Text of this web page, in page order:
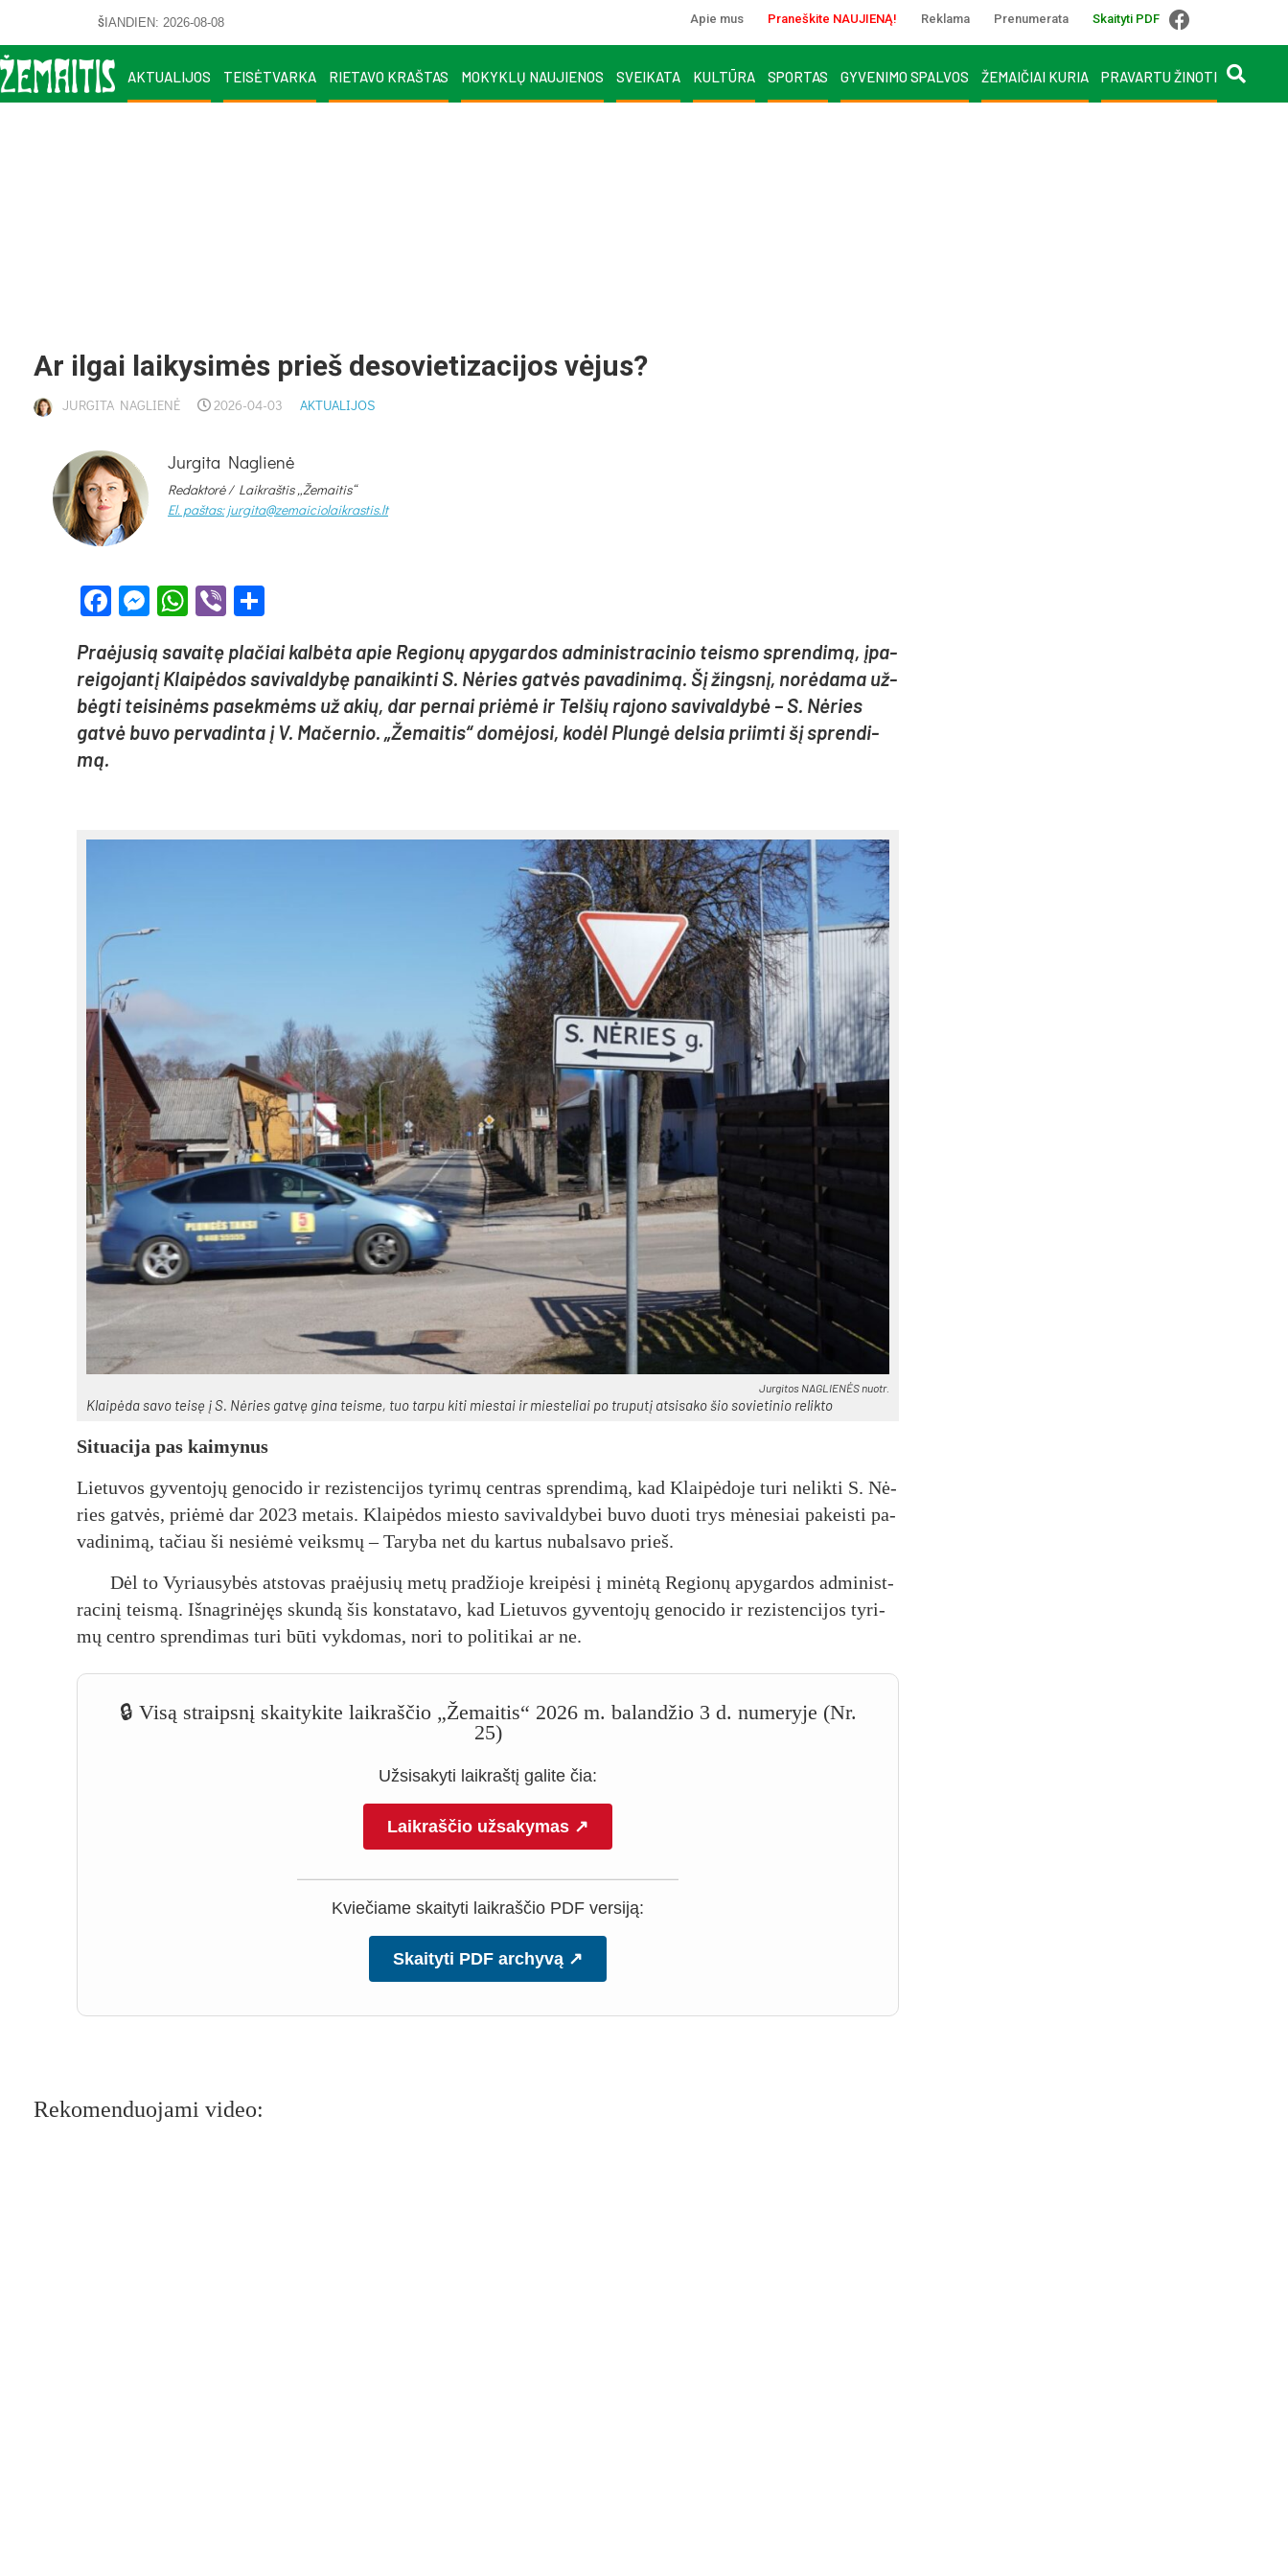
ŠIANDIEN: 2026-08-08 Apie mus Praneškite NAUJIENĄ! Reklama Prenumerata Skaityti PDF
AKTUALIJOS TEISĖTVARKA RIETAVO KRAŠTAS MOKYKLŲ NAUJIENOS SVEIKATA KULTŪRA SPORTAS GYVENIMO SPALVOS ŽEMAIČIAI KURIA PRAVARTU ŽINOTI
Ar il­gai lai­ky­si­mės prieš de­so­vie­ti­za­ci­jos vė­jus?
JURGITA NAGLIENĖ 2026-04-03 AKTUALIJOS
Jurgita Naglienė
Redaktorė / Laikraštis „Žemaitis“
El. paštas: jurgita@zemaiciolaikrastis.lt
Facebook
Messenger
WhatsApp
Viber
Praė­ju­sią sa­vai­tę pla­čiai kal­bė­ta apie Re­gio­nų apy­gar­dos ad­mi­nist­ra­ci­nio teis­mo spren­di­mą, įpa­
rei­go­jan­tį Klai­pė­dos sa­vi­val­dy­bę pa­nai­kin­ti S. Nė­ries gat­vės pa­va­di­ni­mą. Šį žings­nį, no­rė­da­ma už­
bėg­ti tei­si­nėms pa­sek­mėms už akių, dar per­nai priė­mė ir Tel­šių ra­jo­no sa­vi­val­dy­bė – S. Nė­ries
gat­vė bu­vo per­va­din­ta į V. Ma­čer­nio. „Že­mai­tis“ do­mė­jo­si, ko­dėl Plun­gė del­sia priim­ti šį spren­di­
mą.
Jur­gi­tos NAG­LIE­NĖS nuo­tr.
Klai­pė­da sa­vo tei­sę į S. Nė­ries gat­vę gi­na teis­me, tuo tar­pu ki­ti mies­tai ir mies­te­liai po tru­pu­tį at­si­sa­ko šio so­vie­ti­nio re­lik­to
Si­tua­ci­ja pas kai­my­nus
Lie­tu­vos gy­ven­to­jų ge­no­ci­do ir re­zis­ten­ci­jos ty­ri­mų cent­ras spren­di­mą, kad Klai­pė­do­je tu­ri ne­lik­ti S. Nė­
ries gat­vės, priė­mė dar 2023 me­tais. Klai­pė­dos mies­to sa­vi­val­dy­bei bu­vo duo­ti trys mė­ne­siai pa­keis­ti pa­
va­di­ni­mą, ta­čiau ši ne­siė­mė veiks­mų – Ta­ry­ba net du kar­tus nu­bal­sa­vo prieš.
Dėl to Vy­riau­sy­bės at­sto­vas praė­ju­sių me­tų pra­džio­je krei­pė­si į mi­nė­tą Re­gio­nų apy­gar­dos ad­mi­nist­
ra­ci­nį teis­mą. Iš­nag­ri­nė­jęs skun­dą šis kons­ta­ta­vo, kad Lie­tu­vos gy­ven­to­jų ge­no­ci­do ir re­zis­ten­ci­jos ty­ri­
mų cent­ro spren­di­mas tu­ri bū­ti vyk­do­mas, no­ri to po­li­ti­kai ar ne.
🔒 Visą straipsnį skaitykite laikraščio „Žemaitis“ 2026 m. balandžio 3 d. numeryje (Nr.
25)
Užsisakyti laikraštį galite čia:
Laikraščio užsakymas ↗
Kviečiame skaityti laikraščio PDF versiją:
Skaityti PDF archyvą ↗
Rekomenduojami video: